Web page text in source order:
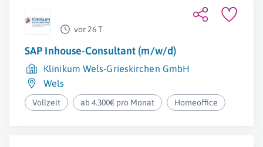
vor 26 T
SAP Inhouse-Consultant (m/w/d)
Klinikum Wels-Grieskirchen GmbH
Wels
Vollzeit ab 4.300€ pro Monat Homeoffice